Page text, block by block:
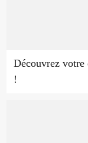
Découvrez
!